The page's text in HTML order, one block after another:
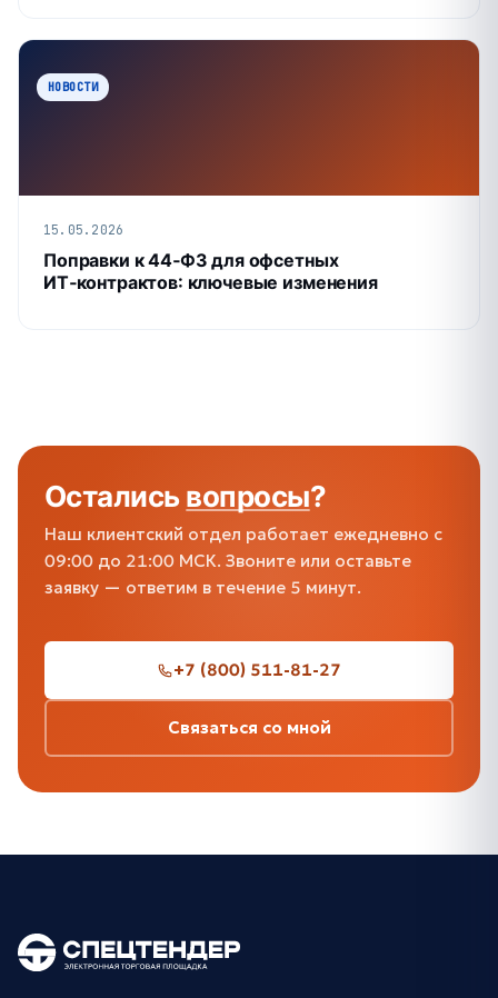
НОВОСТИ
15.05.2026
Поправки к 44‑ФЗ для офсетных
ИТ‑контрактов: ключевые изменения
Осталисьвопросы?
Наш клиентский отдел работает ежедневно с
09:00 до 21:00 МСК. Звоните или оставьте
заявку — ответим в течение 5 минут.
+7 (800) 511-81-27
Связаться со мной